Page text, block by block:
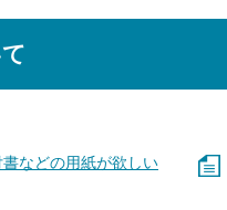
などの用紙が欲しい